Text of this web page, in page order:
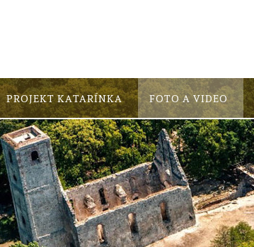
PROJEKT KATARÍNKA FOTO A VIDEO